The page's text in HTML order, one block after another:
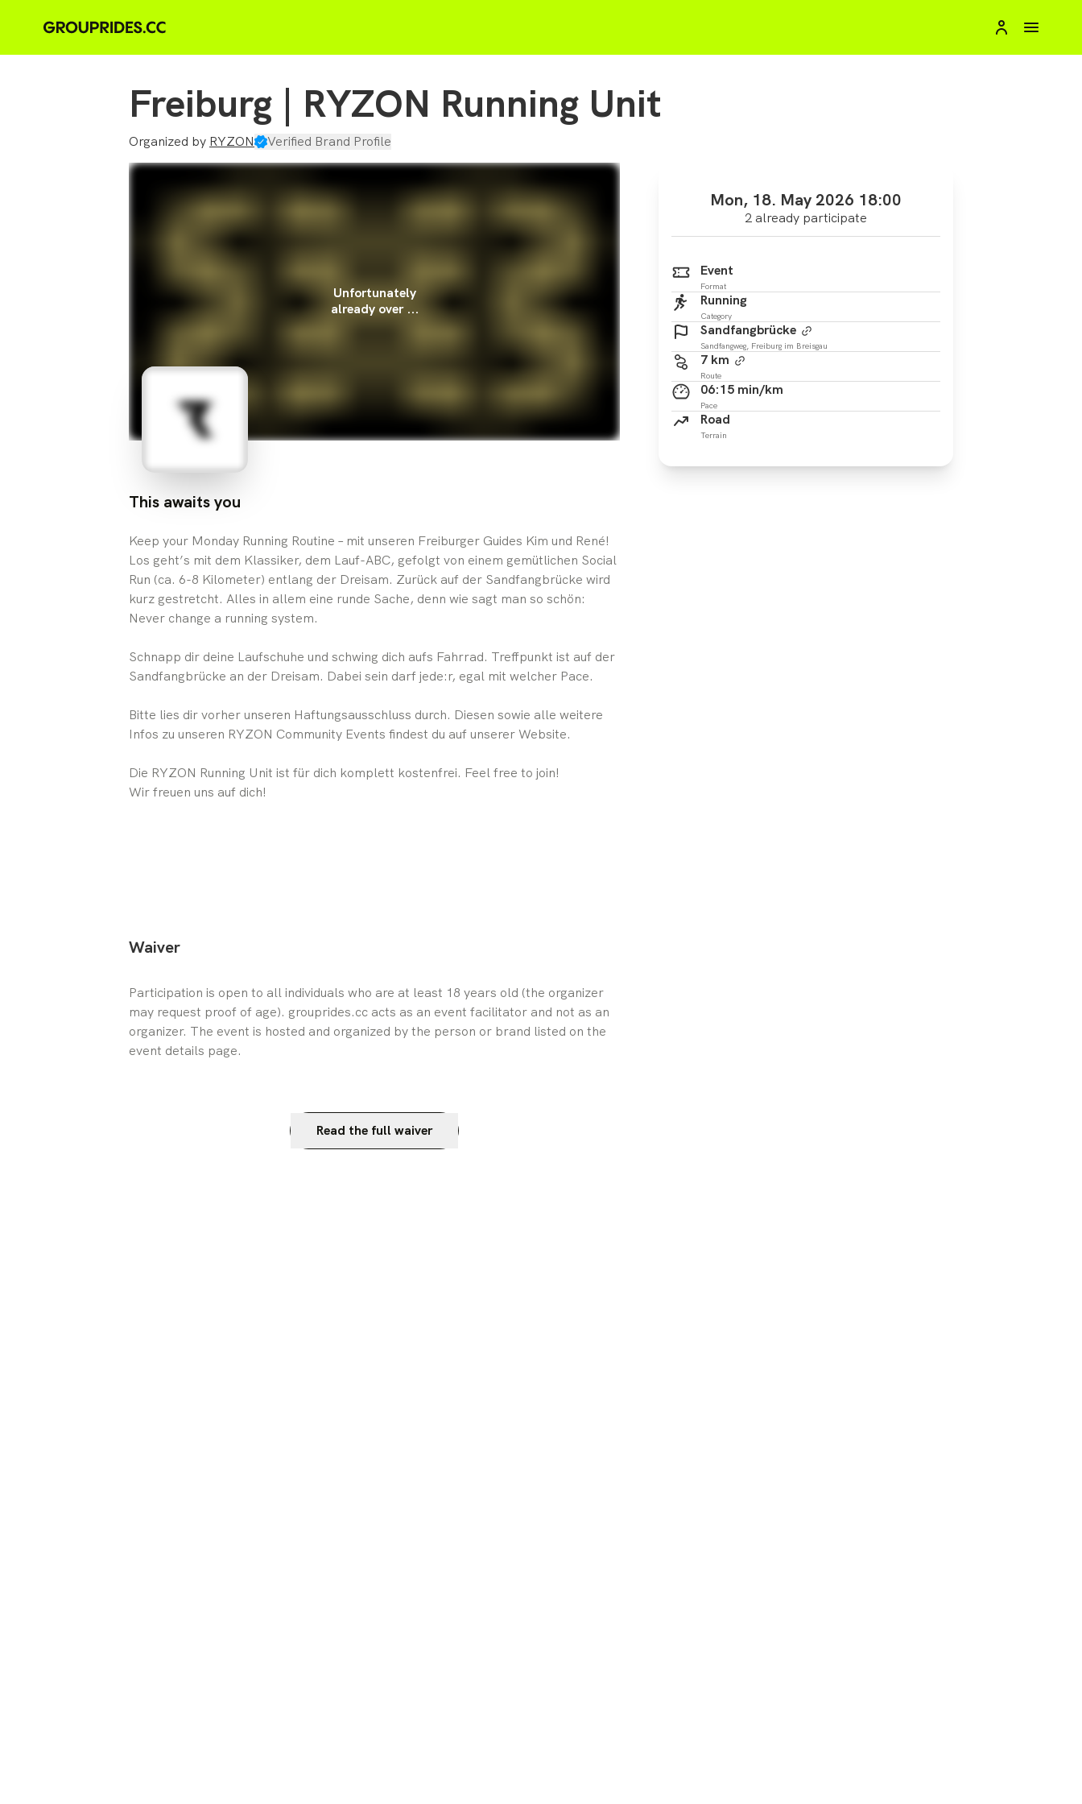
Freiburg | RYZON Running Unit
Organized by RYZON Verified Brand Profile
Unfortunately
already over ...
This awaits you
Keep your Monday Running Routine – mit unseren Freiburger Guides Kim und René!
Los geht’s mit dem Klassiker, dem Lauf-ABC, gefolgt von einem gemütlichen Social
Run (ca. 6-8 Kilometer) entlang der Dreisam. Zurück auf der Sandfangbrücke wird
kurz gestretcht. Alles in allem eine runde Sache, denn wie sagt man so schön:
Never change a running system.
Schnapp dir deine Laufschuhe und schwing dich aufs Fahrrad. Treffpunkt ist auf der
Sandfangbrücke an der Dreisam. Dabei sein darf jede:r, egal mit welcher Pace.
Bitte lies dir vorher unseren Haftungsausschluss durch. Diesen sowie alle weitere
Infos zu unseren RYZON Community Events findest du auf unserer Website.
Die RYZON Running Unit ist für dich komplett kostenfrei. Feel free to join!
Wir freuen uns auf dich!
Waiver
Participation is open to all individuals who are at least 18 years old (the organizer
may request proof of age). grouprides.cc acts as an event facilitator and not as an
organizer. The event is hosted and organized by the person or brand listed on the
event details page.
Read the full waiver
Mon, 18. May 2026 18:00
2 already participate
Event
Format
Running
Category
Sandfangbrücke
Sandfangweg, Freiburg im Breisgau
7 km
Route
06:15 min/km
Pace
Road
Terrain